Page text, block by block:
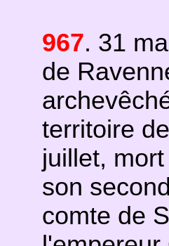
967. 31
de
territoire
juillet,
son
comte de